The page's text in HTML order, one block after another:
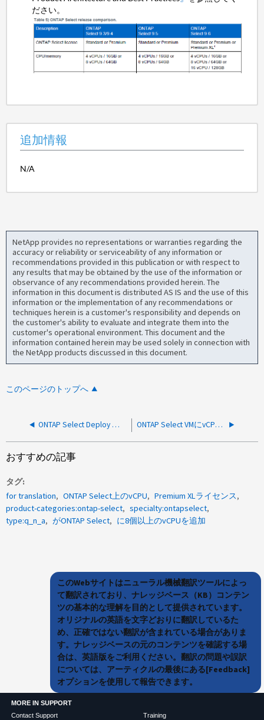
ださい。
追加情報
N/A
NetApp provides no representations or warranties regarding the
accuracy or reliability or serviceability of any information or
recommendations provided in this publication or with respect to
any results that may be obtained by the use of the information or
observance of any recommendations provided herein. The
information in this document is distributed AS IS and the use of this
information or the implementation of any recommendations or
techniques herein is a customer's responsibility and depends on
the customer's ability to evaluate and integrate them into the
customer's operational environment. This document and the
information contained herein may be used solely in connection with
the NetApp products discussed in this document.
このページのトップへ
ONTAP Select Deploy に接続されていない場合、ONTAP Select でボリュームまたはアグリゲートのサイズを増やすことは可能ですか？ ONTAP Select VMにvCPUとメモリを追加することはできますか？
おすすめの記事
タグ
for translation
ONTAP Select上のvCPU
Premium XLライセンス
product-categories:ontap-select
specialty:ontapselect
type:q_n_a
がONTAP Select に8個以上のvCPUを追加
このWebサイトはニューラル機械翻訳ツールによっ
て翻訳されており、ナレッジベース（KB）コンテン
ツの基本的な理解を目的として提供されています。
オリジナルの英語を文字どおりに翻訳しているた
め、正確ではない翻訳が含まれている場合がありま
す。ナレッジベースの元のコンテンツを確認する場
合は、英語版をご利用ください。翻訳の問題や誤訳
については、アーティクルの最後にある[Feedback]
オプションを使用して報告できます。
MORE IN SUPPORT
Contact Support
Training